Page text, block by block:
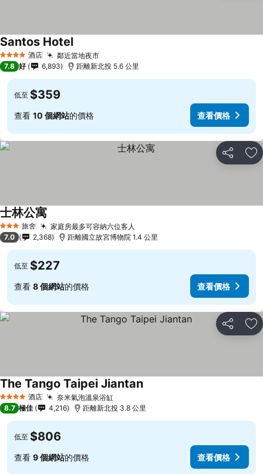
4 星級 酒店 鄰近當地夜市
Santos Hotel
7.8 好 6,893 距離新北投 5.6 公里
低至 $359
查看 10 個網站的價格 查看價格
分享 放
3 星級 旅舍 家庭房最多可容納六位客人
士林公寓
7.0 2,368 距離國立故宮博物院 1.4 公里
低至 $227
查看 8 個網站的價格 查看價格
分享 放
4 星級 酒店 奈米氣泡溫泉浴缸
The Tango Taipei Jiantan
8.7 極佳 4,216 距離新北投 3.8 公里
低至 $806
查看 9 個網站的價格 查看價格